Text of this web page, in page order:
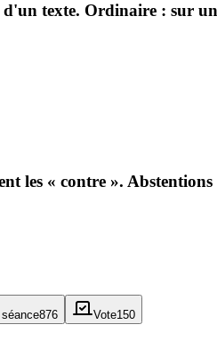
d'un texte. Ordinaire : sur
les « contre ».
876 Vote150